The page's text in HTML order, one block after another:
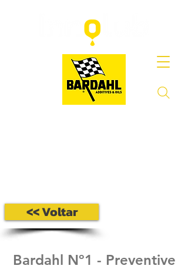
<< Voltar
Bardahl Nº1 - Preventive